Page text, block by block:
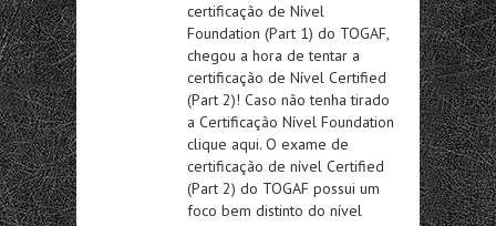
certificação de Nível
Foundation (Part 1) do TOGAF,
chegou a hora de tentar a
certificação de Nível Certified
(Part 2)! Caso não tenha tirado
a Certificação Nível Foundation
clique aqui. O exame de
certificação de nível Certified
(Part 2) do TOGAF possui um
foco bem distinto do nível